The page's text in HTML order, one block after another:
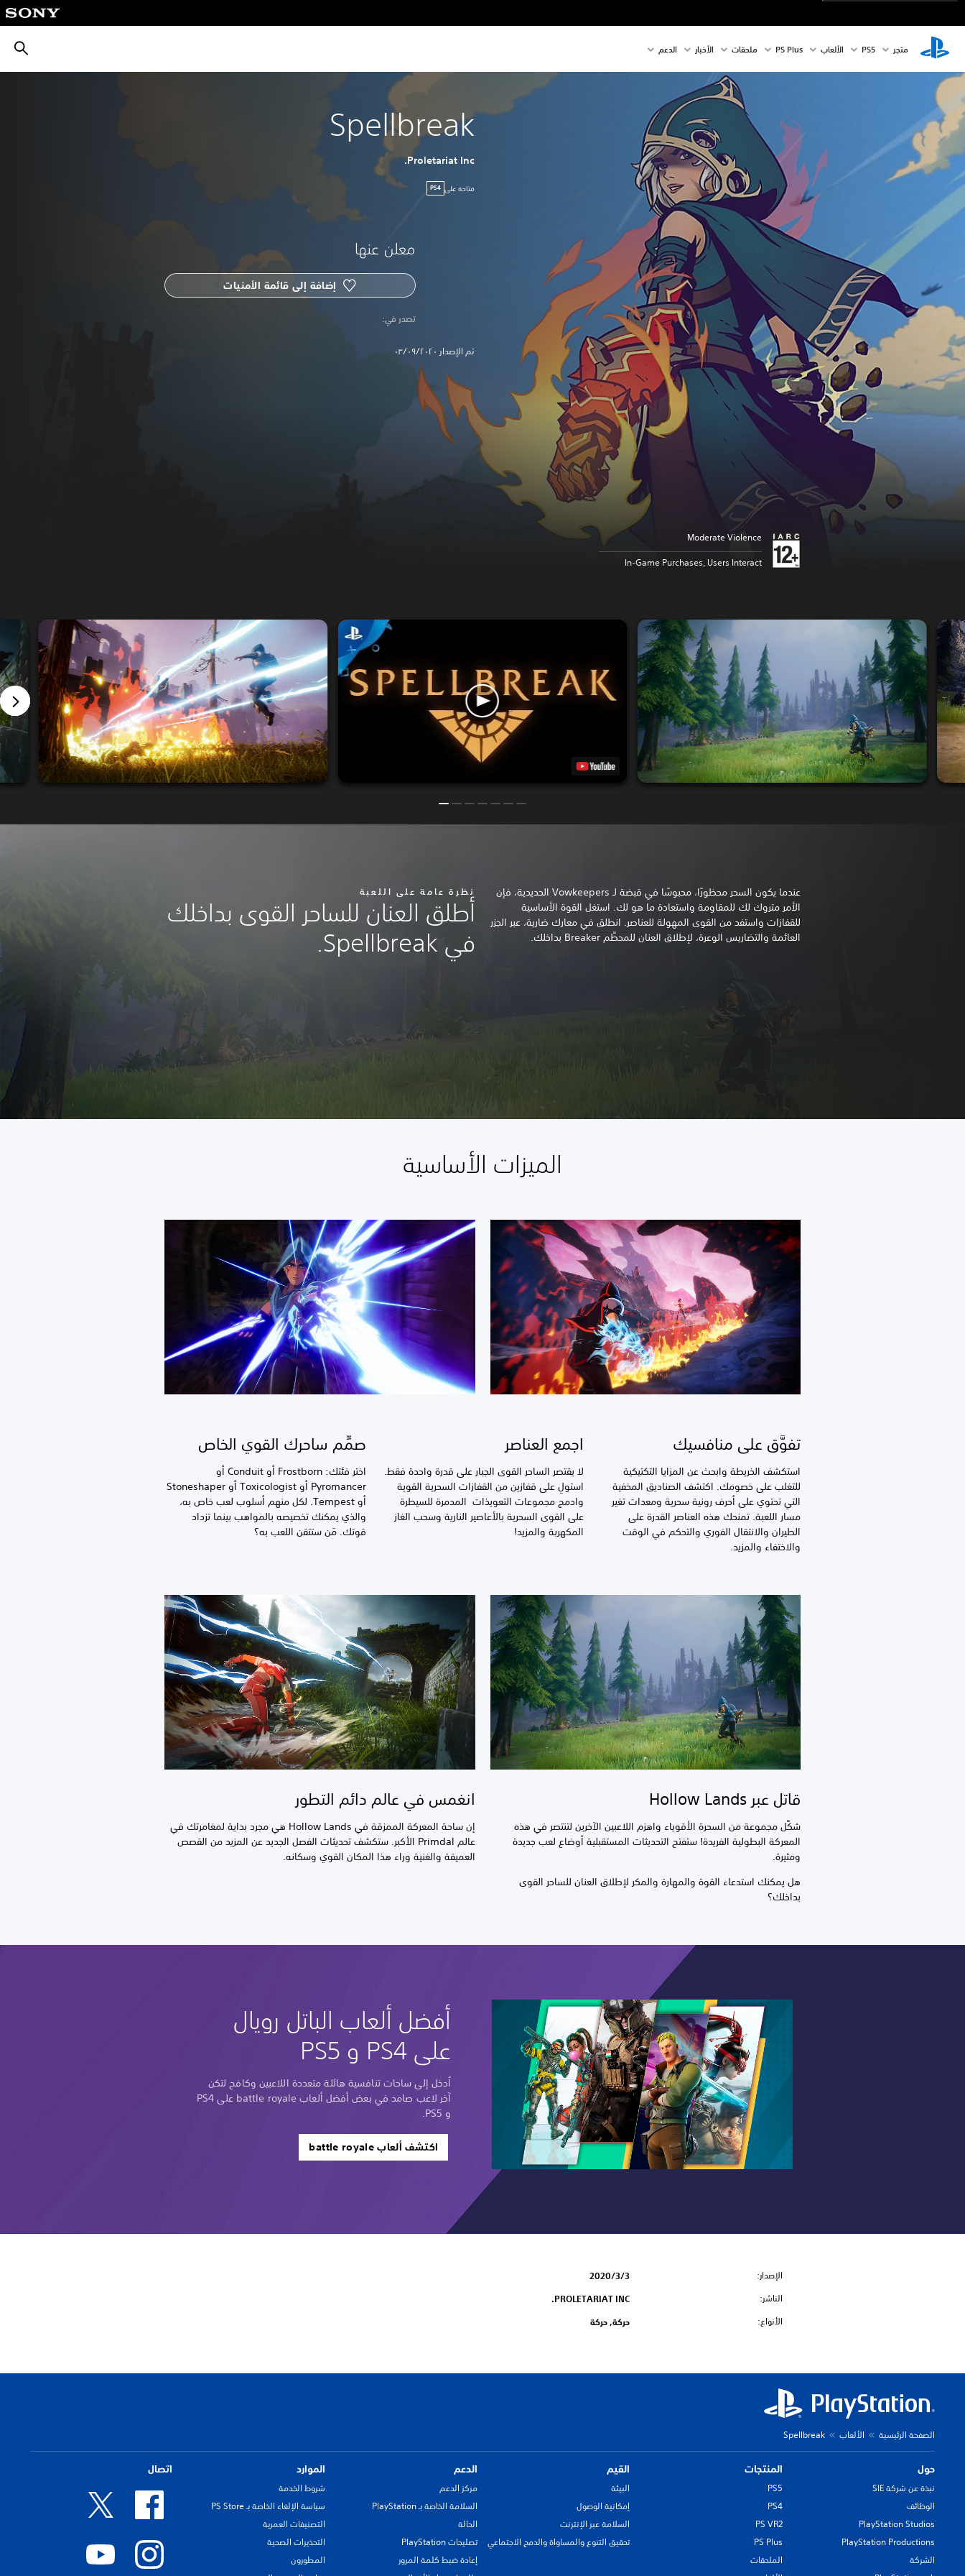
متجر PS5‏ الألعاب PS Plus ملحقات الأخبار الدعم
Spellbreak
Proletariat Inc.
متاحة على PS4
معلن عنها
إضافة إلى قائمة الأمنيات
‏تصدر في: ‏
تم الإصدار ٠٣/٠٩/٢٠٢٠
Moderate Violence
In-Game Purchases, Users Interact
نظرة عامة على اللعبة
أطلق العنان للساحر القوى بداخلك
في Spellbreak.
عندما يكون السحر محظورًا، محبوسًا في قبضة لـ Vowkeepers الحديدية، فإن
الأمر متروك لك للمقاومة واستعادة ما هو لك. استغل القوة الأساسية
للقفازات واستفد من القوى المهولة للعناصر. انطلق في معارك ضارية، عبر الجزر
العائمة والتضاريس الوعرة، لإطلاق العنان للمحطِّم Breaker بداخلك.
الميزات الأساسية
صمِّم ساحرك القوي الخاص
اختر فئتك: Frostborn أو Conduit أو
Pyromancer أو Toxicologist أو Stoneshaper
أو Tempest. لكل منهم أسلوب لعب خاص به،
والذي يمكنك تخصيصه بالمواهب بينما تزداد
قوتك. مَن ستتقن اللعب به؟
اجمع العناصر
لا يقتصر الساحر القوى الجبار على قدرة واحدة فقط.
استولِ على قفازين من القفازات السحرية القوية
وادمج مجموعات التعويذات المدمرة للسيطرة
على القوى السحرية بالأعاصير النارية وسحب الغاز
المكهربة والمزيد!
تفوَّق على منافسيك
استكشف الخريطة وابحث عن المزايا التكتيكية
للتغلب على خصومك. اكتشف الصناديق المخفية
التي تحتوي على أحرف رونية سحرية ومعدات تغير
مسار اللعبة. تمنحك هذه العناصر القدرة على
الطيران والانتقال الفوري والتحكم في الوقت
والاختفاء والمزيد.
انغمس في عالم دائم التطور
إن ساحة المعركة الممزقة في Hollow Lands هي مجرد بداية لمغامرتك في
عالم Primdal الأكبر. ستكشف تحديثات الفصل الجديد عن المزيد من القصص
العميقة والغنية وراء هذا المكان القوي وسكانه.
قاتل عبر Hollow Lands
شكِّل مجموعة من السحرة الأقوياء واهزم اللاعبين الآخرين لتنتصر في هذه
المعركة البطولية الفريدة! ستفتح التحديثات المستقبلية أوضاع لعب جديدة
ومثيرة.
هل يمكنك استدعاء القوة والمهارة والمكر لإطلاق العنان للساحر القوى
بداخلك؟
أفضل ألعاب الباتل رويال
على PS4 و PS5
اُدخل إلى ساحات تنافسية هائلة متعددة اللاعبين وكافح لتكن
آخر لاعب صامد في بعض أفضل ألعاب battle royale على PS4
و PS5.
اكتشف ألعاب battle royale
الإصدار: 3‏/3‏/2020
الناشر: PROLETARIAT INC.
الأنواع: حركة, حركة
الصفحة الرئيسية الألعاب Spellbreak
حول
نبذة عن شركة SIE
الوظائف
PlayStation Studios
PlayStation Productions
الشركة
المنتجات
PS5
PS4
PS VR2
PS Plus
الملحقات
القيم
البيئة
إمكانية الوصول
السلامة عبر الإنترنت
تحقيق التنوع والمساواة والدمج الاجتماعي
الدعم
مركز الدعم
السلامة الخاصة بـ PlayStation
الحالة
تصليحات PlayStation
إعادة ضبط كلمة المرور
الموارد
شروط الخدمة
سياسة الإلغاء الخاصة بـ PS Store
التصنيفات العمرية
التحذيرات الصحية
المطورون
اتصال